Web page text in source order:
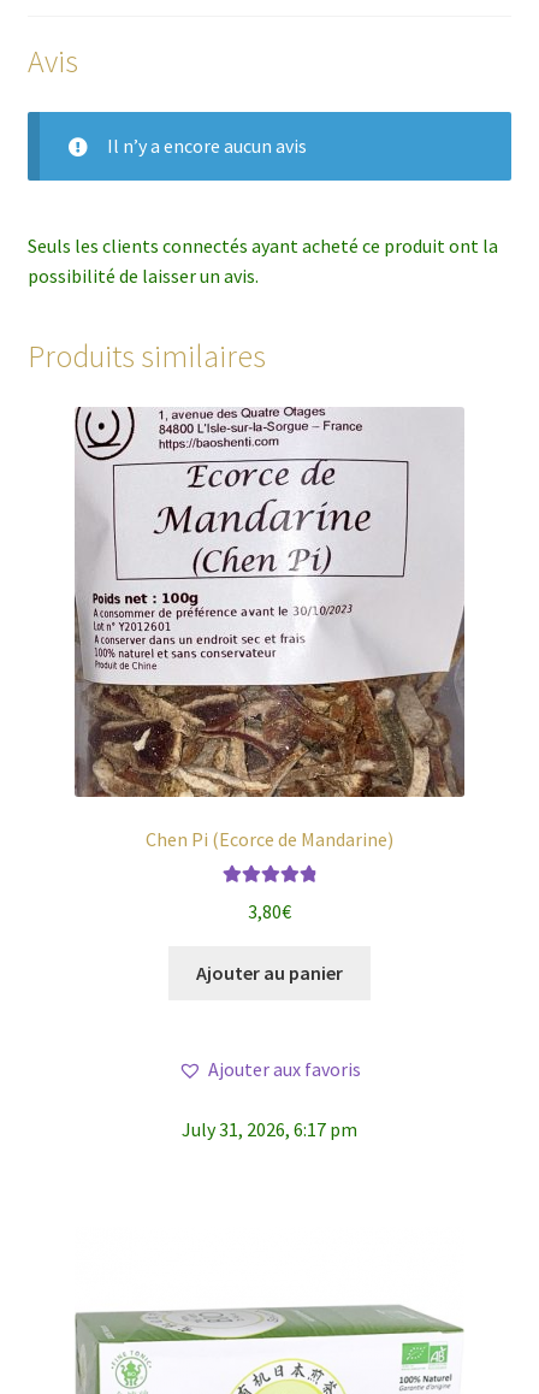
Avis
Il n’y a encore aucun avis
Seuls les clients connectés ayant acheté ce produit ont la
possibilité de laisser un avis.
Produits similaires
Chen Pi (Ecorce de Mandarine)
3,80€
Ajouter au panier
Ajouter aux favoris
July 31, 2026, 6:17 pm